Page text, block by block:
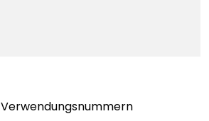
Verwendungsnummern